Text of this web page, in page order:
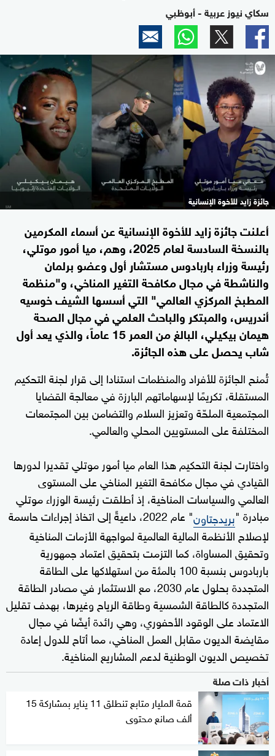
سكاي نيوز عربية - أبوظبي
جائزة زايد للأخوة الإنسانية
أعلنت جائزة زايد للأخوة الإنسانية عن أسماء المكرمين
بالنسخة السادسة لعام 2025، وهم، ميا أمور موتلي،
رئيسة وزراء باربادوس مستشار أول وعضو برلمان
والناشطة في مجال مكافحة التغير المناخي، و"منظمة
المطبخ المركزي العالمي" التي أسسها الشيف خوسيه
أندريس، والمبتكر والباحث العلمي في مجال الصحة
هيمان بيكيلي، البالغ من العمر 15 عاماً، والذي يعد أول
شاب يحصل على هذه الجائزة.
تُمنح الجائزة للأفراد والمنظمات استنادا إلى قرار لجنة التحكيم
المستقلة، تكريمًا لإسهاماتهم البارزة في معالجة القضايا
المجتمعية الملحّة وتعزيز السلام والتضامن بين المجتمعات
المختلفة على المستويين المحلي والعالمي.
واختارت لجنة التحكيم هذا العام ميا أمور موتلي تقديرا لدورها
القيادي في مجال مكافحة التغير المناخي على المستوى
العالمي والسياسات المناخية، إذ أطلقت رئيسة الوزراء موتلي
مبادرة "بريدجتاون
" عام 2022، داعيةً إلى اتخاذ إجراءات حاسمة
لإصلاح الأنظمة المالية العالمية لمواجهة الأزمات المناخية
وتحقيق المساواة، كما التزمت بتحقيق اعتماد جمهورية
باربادوس بنسبة 100 بالمئة من استهلاكها على الطاقة
المتجددة بحلول عام 2030، مع الاستثمار في مصادر الطاقة
المتجددة كالطاقة الشمسية وطاقة الرياح وغيرها، بهدف تقليل
الاعتماد على الوقود الأحفوري، وهي رائدة أيضًا في مجال
مقايضة الديون مقابل العمل المناخي، مما أتاح للدول إعادة
تخصيص الديون الوطنية لدعم المشاريع المناخية.
أخبار ذات صلة
قمة المليار متابع تنطلق 11 يناير بمشاركة 15
ألف صانع محتوى